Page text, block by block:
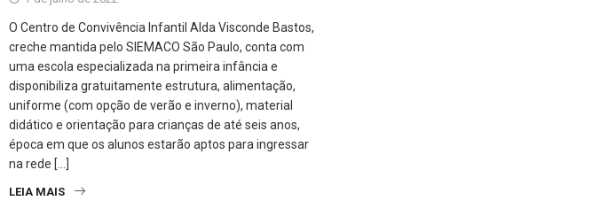
O Centro de Convivência Infantil Alda Visconde Bastos,
creche mantida pelo SIEMACO São Paulo, conta com
uma escola especializada na primeira infância e
disponibiliza gratuitamente estrutura, alimentação,
uniforme (com opção de verão e inverno), material
didático e orientação para crianças de até seis anos,
época em que os alunos estarão aptos para ingressar
na rede […]
LEIA MAIS